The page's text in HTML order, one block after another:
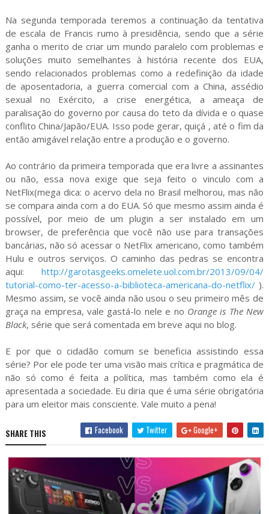
Na segunda temporada teremos a continuação da tentativa
de escala de Francis rumo à presidência, sendo que a série
ganha o merito de criar um mundo paralelo com problemas e
soluções muito semelhantes à história recente dos EUA,
sendo relacionados problemas como a redefinição da idade
de aposentadoria, a guerra comercial com a China, assédio
sexual no Exército, a crise energética, a ameaça de
paralisação do governo por causa do teto da dívida e o quase
conflito China/Japão/EUA. Isso pode gerar, quiçá , até o fim da
então amigável relação entre a produção e o governo.
Ao contrário da primeira temporada que era livre a assinantes
ou não, essa nova exige que seja feito o vinculo com a
NetFlix(mega dica: o acervo dela no Brasil melhorou, mas não
se compara ainda com a do EUA. Só que mesmo assim ainda é
possível, por meio de um plugin a ser instalado em um
browser, de preferência que você não use para transações
bancárias, não só acessar o NetFlix americano, como também
Hulu e outros serviços. O caminho das pedras se encontra
aqui:http://garotasgeeks.omelete.uol.com.br/2013/09/04/
tutorial-como-ter-acesso-a-biblioteca-americana-do-netflix/).
Mesmo assim, se você ainda não usou o seu primeiro mês de
graça na empresa, vale gastá-lo nele e no Orange is The New
Black, série que será comentada em breve aqui no blog.
E por que o cidadão comum se beneficia assistindo essa
série? Por ele pode ter uma visão mais crítica e pragmática de
não só como é feita a política, mas também como ela é
apresentada a sociedade. Eu diria que é uma série obrigatória
para um eleitor mais consciente. Vale muito a pena!
SHARE THIS Facebook Twitter Google+